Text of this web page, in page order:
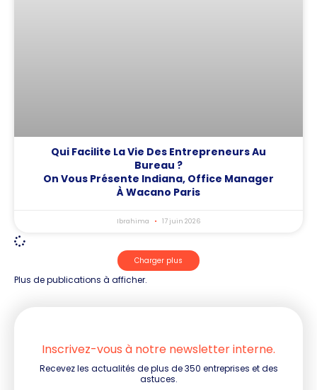
Qui Facilite La Vie Des Entrepreneurs Au
Bureau ?
On Vous Présente Indiana, Office Manager
À Wacano Paris
Ibrahima 17 juin 2026
Charger plus
Plus de publications à afficher.
Inscrivez-vous à notre newsletter interne.
Recevez les actualités de plus de 350 entreprises et des
astuces.